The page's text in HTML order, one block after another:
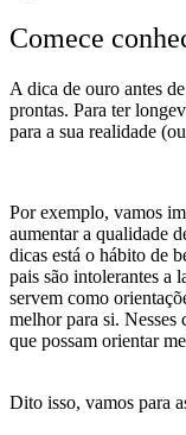
Comece
A dica de ouro antes
prontas. Para ter
para a sua realidade
Por exemplo, vamos
aumentar a qualidade
dicas está o hábito de
pais são intolerantes a
servem como
melhor para si. Nesses
que possam orientar
Dito isso, vamos para